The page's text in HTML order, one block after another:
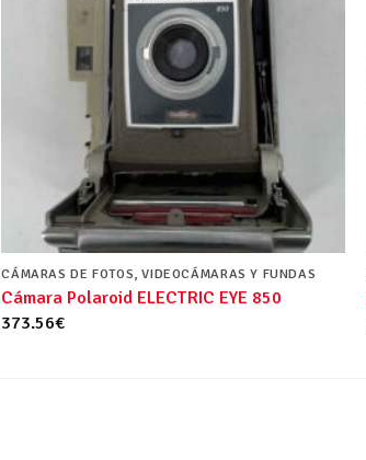
CÁMARAS DE FOTOS, VIDEOCÁMARAS Y FUNDAS
Cámara Polaroid ELECTRIC EYE 850
373.56€